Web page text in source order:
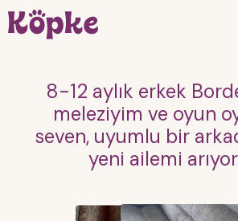
8-12 aylık erkek
meleziyim ve oyun
seven, uyumlu bir
yeni ailemi